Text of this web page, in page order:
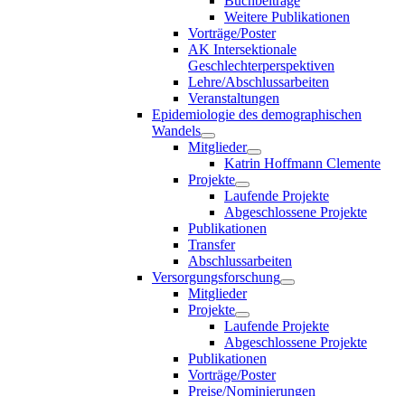
Weitere Publikationen
Vorträge/Poster
AK Intersektionale
Geschlechterperspektiven
Lehre/Abschlussarbeiten
Veranstaltungen
Epidemiologie des demographischen
Wandels
Mitglieder
Katrin Hoffmann Clemente
Projekte
Laufende Projekte
Abgeschlossene Projekte
Publikationen
Transfer
Abschlussarbeiten
Versorgungsforschung
Mitglieder
Projekte
Laufende Projekte
Abgeschlossene Projekte
Publikationen
Vorträge/Poster
Preise/Nominierungen